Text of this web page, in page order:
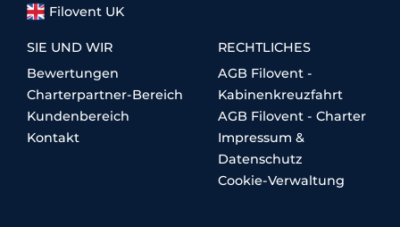
Filovent UK
SIE UND WIR
Bewertungen
Charterpartner-Bereich
Kundenbereich
Kontakt
RECHTLICHES
AGB Filovent -
Kabinenkreuzfahrt
AGB Filovent - Charter
Impressum &
Datenschutz
Cookie-Verwaltung